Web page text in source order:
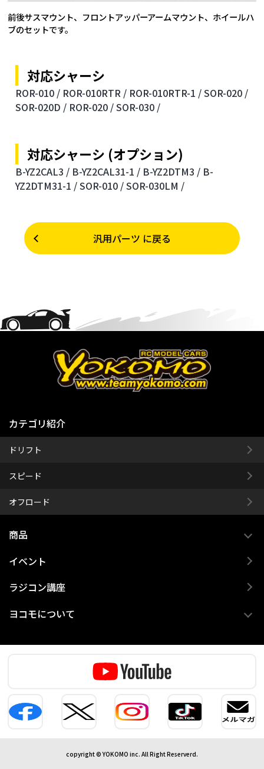
前後サスマウント、フロントアッパーアームマウント、ホイールハ
ブのセットです。
対応シャーシ
ROR-010 / ROR-010RTR / ROR-010RTR-1 /SOR-020 /
SOR-020D / ROR-020 /SOR-030 /
対応シャーシ (オプション)
B-YZ2CAL3 / B-YZ2CAL31-1 / B-YZ2DTM3 / B-
YZ2DTM31-1 /SOR-010 /SOR-030LM /
汎用パーツ に戻る
カテゴリ紹介
ドリフト
スピード
オフロード
商品
イベント
ラジコン講座
ヨコモについて
copyright © YOKOMO inc. All Right Reserverd.